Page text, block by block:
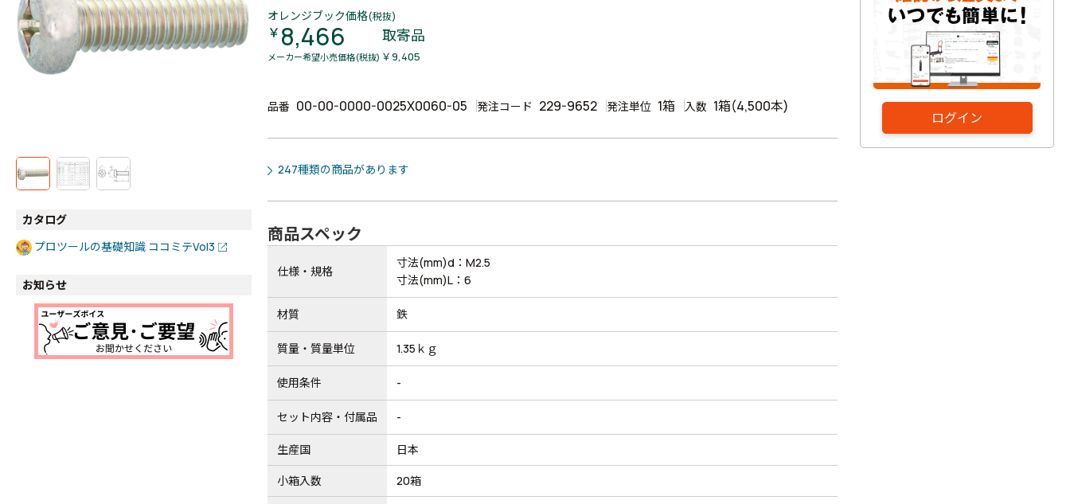
ログイン
カタログ
プロツールの基礎知識 ココミテVol3
お知らせ
オレンジブック価格(税抜)
￥ 8,466 取寄品
メーカー希望小売価格(税抜) ￥9,405
品番 00-00-0000-0025X0060-05 発注コード 229-9652 発注単位 1箱 入数 1箱(4,500本)
247種類の商品があります
商品スペック
仕様・規格
寸法(mm)d：M2.5
寸法(mm)L：6
材質 鉄
質量・質量単位 1.35ｋｇ
使用条件 -
セット内容・付属品 -
生産国 日本
小箱入数 20箱